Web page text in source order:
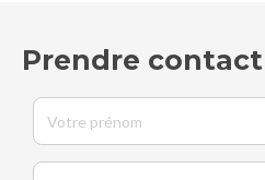
Prendre